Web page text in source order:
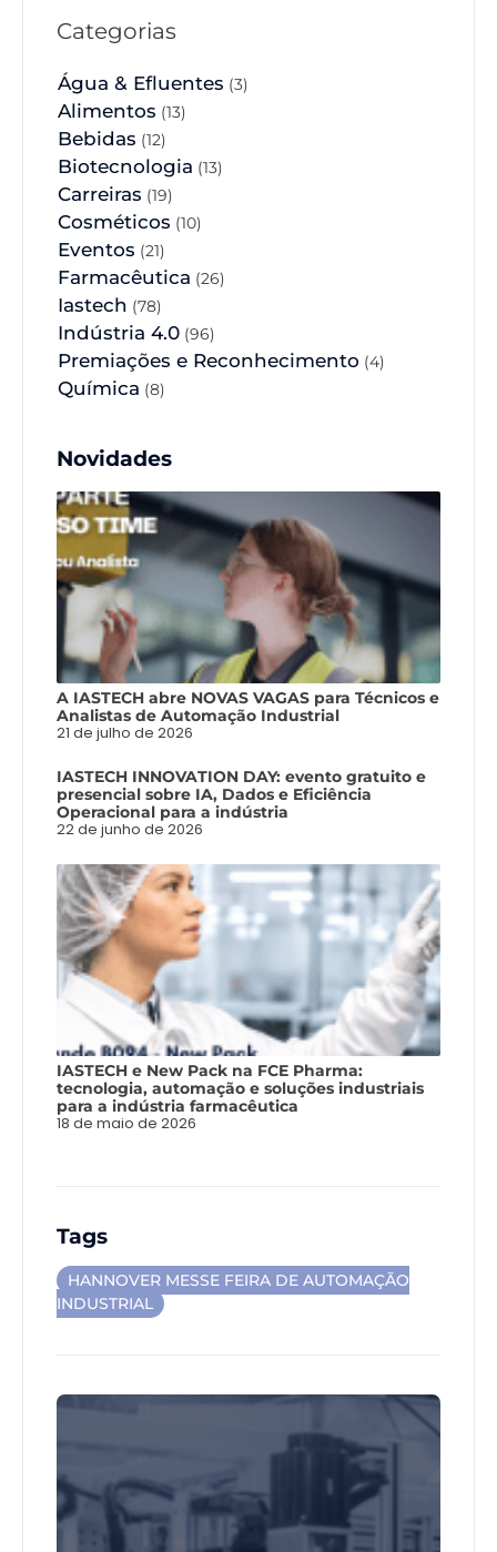
Categorias
Água & Efluentes (3)
Alimentos (13)
Bebidas (12)
Biotecnologia (13)
Carreiras (19)
Cosméticos (10)
Eventos (21)
Farmacêutica (26)
Iastech (78)
Indústria 4.0 (96)
Premiações e Reconhecimento (4)
Química (8)
Novidades
A IASTECH abre NOVAS VAGAS para Técnicos e
Analistas de Automação Industrial
21 de julho de 2026
IASTECH INNOVATION DAY: evento gratuito e
presencial sobre IA, Dados e Eficiência
Operacional para a indústria
22 de junho de 2026
IASTECH e New Pack na FCE Pharma:
tecnologia, automação e soluções industriais
para a indústria farmacêutica
18 de maio de 2026
Tags
HANNOVER MESSE FEIRA DE AUTOMAÇÃO
INDUSTRIAL